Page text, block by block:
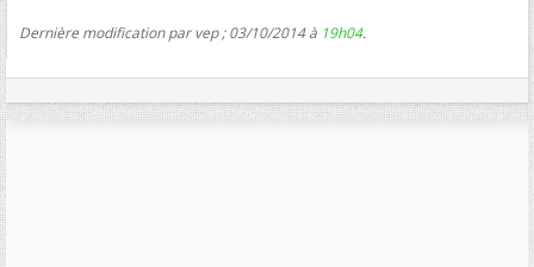
Dernière modification par vep ; 03/10/2014 à 19h04.